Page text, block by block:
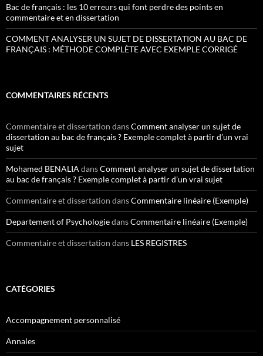
Bac de français : les 10 erreurs qui font perdre des points en
commentaire et en dissertation
COMMENT ANALYSER UN SUJET DE DISSERTATION AU BAC DE
FRANÇAIS : MÉTHODE COMPLÈTE AVEC EXEMPLE CORRIGÉ
COMMENTAIRES RÉCENTS
Commentaire et dissertation dansComment analyser un sujet de
dissertation au bac de français ? Exemple complet à partir d’un vrai
sujet
Mohamed BENALIA dansComment analyser un sujet de dissertation
au bac de français ? Exemple complet à partir d’un vrai sujet
Commentaire et dissertation dansCommentaire linéaire (Exemple)
Departement of PsychologiedansCommentaire linéaire (Exemple)
Commentaire et dissertation dans LES REGISTRES
CATÉGORIES
Accompagnement personnalisé
Annales